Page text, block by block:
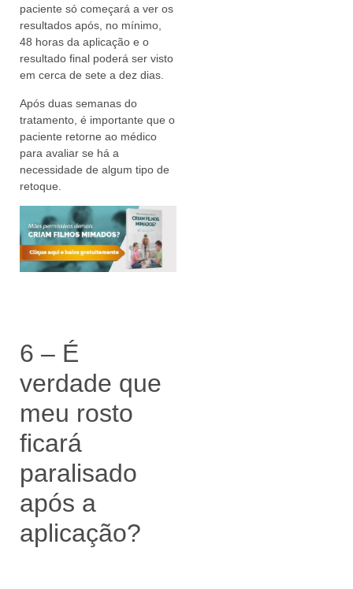
paciente só começará a ver os
resultados após, no mínimo,
48 horas da aplicação e o
resultado final poderá ser visto
em cerca de sete a dez dias.
Após duas semanas do
tratamento, é importante que o
paciente retorne ao médico
para avaliar se há a
necessidade de algum tipo de
retoque.
6 – É
verdade que
meu rosto
ficará
paralisado
após a
aplicação?